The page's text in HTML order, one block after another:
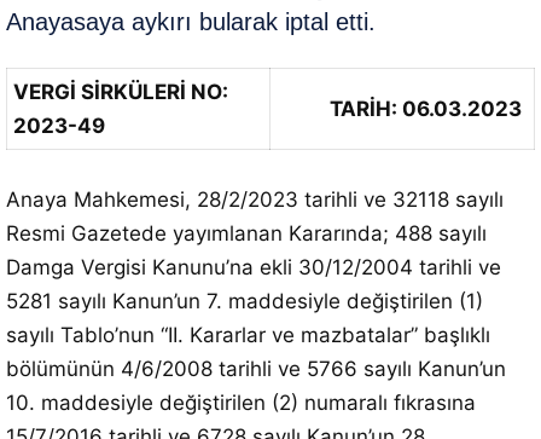
Anayasaya aykırı bularak iptal etti.
VERGİ SİRKÜLERİ NO:
2023-49
TARİH: 06.03.2023
Anaya Mahkemesi, 28/2/2023 tarihli ve 32118 sayılı
Resmi Gazetede yayımlanan Kararında; 488 sayılı
Damga Vergisi Kanunu’na ekli 30/12/2004 tarihli ve
5281 sayılı Kanun’un 7. maddesiyle değiştirilen (1)
sayılı Tablo’nun “II. Kararlar ve mazbatalar” başlıklı
bölümünün 4/6/2008 tarihli ve 5766 sayılı Kanun’un
10. maddesiyle değiştirilen (2) numaralı fıkrasına